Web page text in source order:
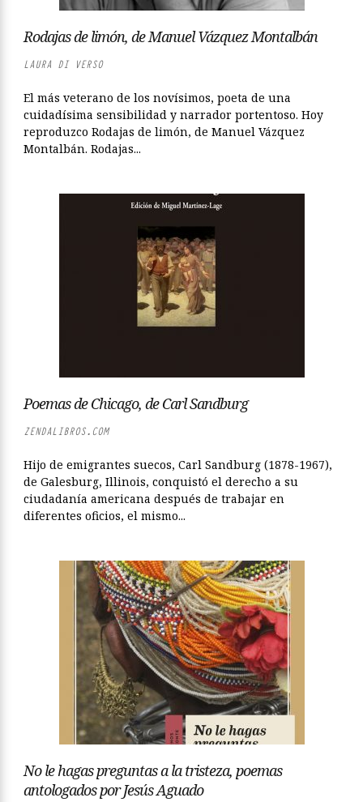
Rodajas de limón, de Manuel Vázquez Montalbán
LAURA DI VERSO
El más veterano de los novísimos, poeta de una
cuidadísima sensibilidad y narrador portentoso. Hoy
reproduzco Rodajas de limón, de Manuel Vázquez
Montalbán. Rodajas...
Poemas de Chicago, de Carl Sandburg
ZENDALIBROS.COM
Hijo de emigrantes suecos, Carl Sandburg (1878-1967),
de Galesburg, Illinois, conquistó el derecho a su
ciudadanía americana después de trabajar en
diferentes oficios, el mismo...
No le hagas preguntas a la tristeza, poemas
antologados por Jesús Aguado